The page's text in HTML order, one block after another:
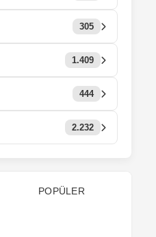
305
1.409
444
2.232
POPÜLER